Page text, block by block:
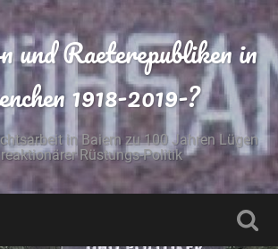
und Raeterepubliken in
1918-2019-?
in Baiern zu 100 Jahren Lügen
Rüstungs-Politik